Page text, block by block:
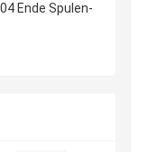
Ende Spulen-